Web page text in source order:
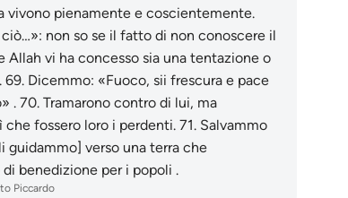
vivono pienamente e coscientemente.
ciò…»: non so se il fatto di non conoscere il
Allah vi ha concesso sia una tentazione o
69. Dicemmo: «Fuoco, sii frescura e pace
. 70. Tramarono contro di lui, ma
che fossero loro i perdenti. 71. Salvammo
guidammo] verso una terra che
benedizione per i popoli .
Piccardo